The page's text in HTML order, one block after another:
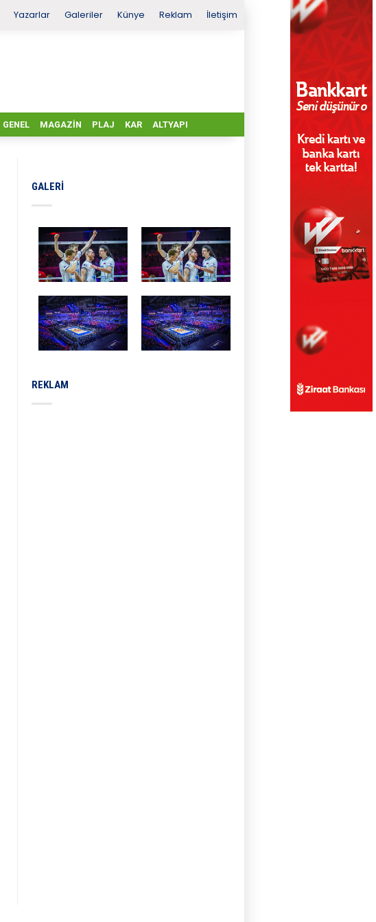
Yazarlar Galeriler Künye Reklam İletişim
GENEL MAGAZIN PLAJ KAR ALTYAPI
GALERI
REKLAM